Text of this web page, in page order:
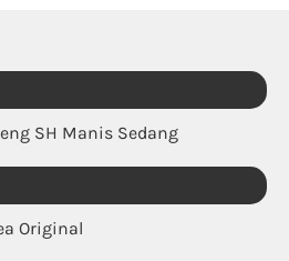
SH Manis Sedang
Original